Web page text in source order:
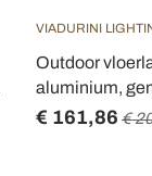
VIADURINI
Outdoor
aluminium,
€ 161,86 €